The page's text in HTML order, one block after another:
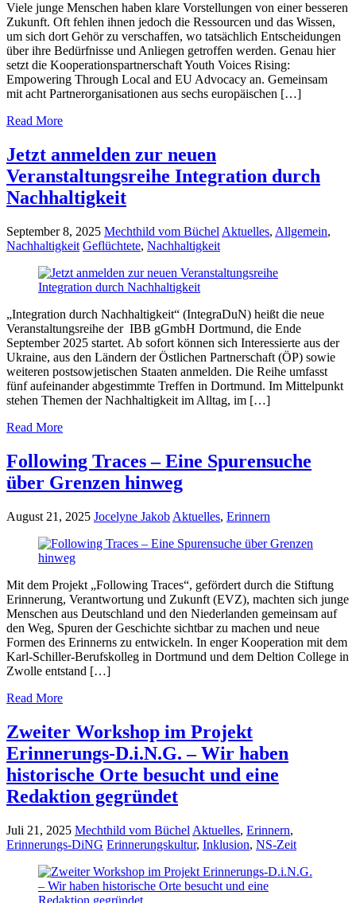
Viele junge Menschen haben klare Vorstellungen von einer besseren
Zukunft. Oft fehlen ihnen jedoch die Ressourcen und das Wissen,
um sich dort Gehör zu verschaffen, wo tatsächlich Entscheidungen
über ihre Bedürfnisse und Anliegen getroffen werden. Genau hier
setzt die Kooperationspartnerschaft Youth Voices Rising:
Empowering Through Local and EU Advocacy an. Gemeinsam
mit acht Partnerorganisationen aus sechs europäischen […]
Read More
Jetzt anmelden zur neuen
Veranstaltungsreihe Integration durch
Nachhaltigkeit
September 8, 2025 Mechthild vom Büchel Aktuelles, Allgemein,
Nachhaltigkeit Geflüchtete, Nachhaltigkeit
„Integration durch Nachhaltigkeit“ (IntegraDuN) heißt die neue
Veranstaltungsreihe der IBB gGmbH Dortmund, die Ende
September 2025 startet. Ab sofort können sich Interessierte aus der
Ukraine, aus den Ländern der Östlichen Partnerschaft (ÖP) sowie
weiteren postsowjetischen Staaten anmelden. Die Reihe umfasst
fünf aufeinander abgestimmte Treffen in Dortmund. Im Mittelpunkt
stehen Themen der Nachhaltigkeit im Alltag, im […]
Read More
Following Traces – Eine Spurensuche
über Grenzen hinweg
August 21, 2025 Jocelyne Jakob Aktuelles, Erinnern
Mit dem Projekt „Following Traces“, gefördert durch die Stiftung
Erinnerung, Verantwortung und Zukunft (EVZ), machten sich junge
Menschen aus Deutschland und den Niederlanden gemeinsam auf
den Weg, Spuren der Geschichte sichtbar zu machen und neue
Formen des Erinnerns zu entwickeln. In enger Kooperation mit dem
Karl-Schiller-Berufskolleg in Dortmund und dem Deltion College in
Zwolle entstand […]
Read More
Zweiter Workshop im Projekt
Erinnerungs-D.i.N.G. – Wir haben
historische Orte besucht und eine
Redaktion gegründet
Juli 21, 2025 Mechthild vom Büchel Aktuelles, Erinnern,
Erinnerungs-DiNG Erinnerungskultur, Inklusion, NS-Zeit